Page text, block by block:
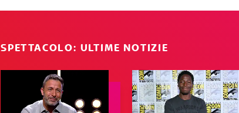
SPETTACOLO: ULTIME NOTIZIE